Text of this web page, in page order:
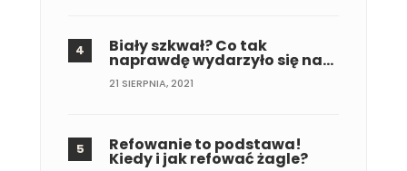
Biały szkwał? Co tak
naprawdę wydarzyło się na…
21 SIERPNIA, 2021
Refowanie to podstawa!
Kiedy i jak refować żagle?